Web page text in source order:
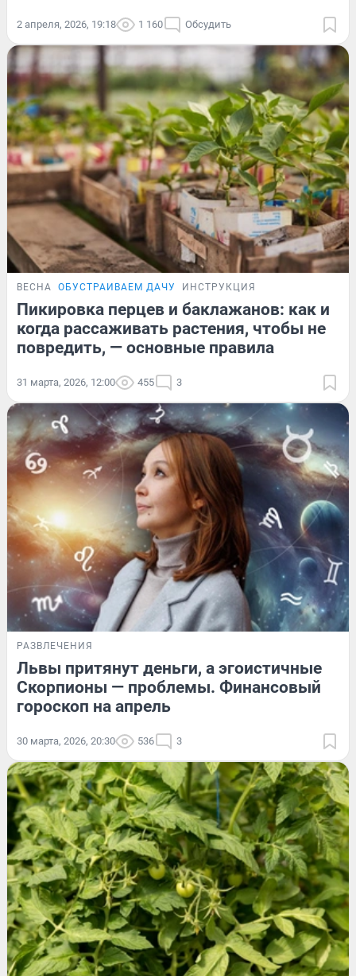
2 апреля, 2026, 19:18 1 160 Обсудить
ВЕСНА ОБУСТРАИВАЕМ ДАЧУ ИНСТРУКЦИЯ
Пикировка перцев и баклажанов: как и
когда рассаживать растения, чтобы не
повредить, — основные правила
31 марта, 2026, 12:00 455 3
РАЗВЛЕЧЕНИЯ
Львы притянут деньги, а эгоистичные
Скорпионы — проблемы. Финансовый
гороскоп на апрель
30 марта, 2026, 20:30 536 3